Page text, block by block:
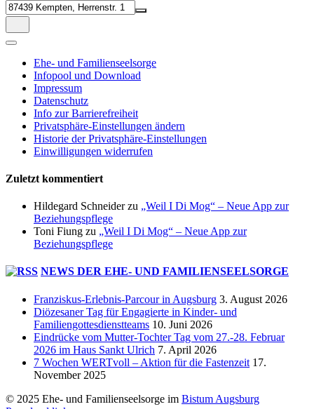
Ehe- und Familienseelsorge
Infopool und Download
Impressum
Datenschutz
Info zur Barrierefreiheit
Privatsphäre-Einstellungen ändern
Historie der Privatsphäre-Einstellungen
Einwilligungen widerrufen
Zuletzt kommentiert
Hildegard Schneiderzu „Weil I Di Mog“ – Neue App zur
Beziehungspflege
Toni Fiung zu „Weil I Di Mog“ – Neue App zur
Beziehungspflege
NEWS DER EHE- UND FAMILIENSEELSORGE
Franziskus-Erlebnis-Parcour in Augsburg 3. August 2026
Diözesaner Tag für Engagierte in Kinder- und
Familiengottesdienstteams 10. Juni 2026
Eindrücke vom Mutter-Tochter Tag vom 27.-28. Februar
2026 im Haus Sankt Ulrich 7. April 2026
7 Wochen WERTvoll – Aktion für die Fastenzeit 17.
November 2025
© 2025 Ehe- und Familienseelsorge im Bistum Augsburg